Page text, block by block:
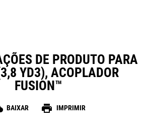
DE PRODUTO PARA
YD3), ACOPLADOR
FUSION™
BAIXAR print IMPRIMIR